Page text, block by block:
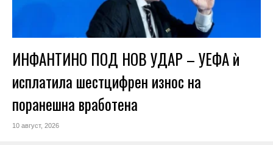
ИНФАНТИНО ПОД НОВ УДАР – УЕФА ѝ
исплатила шестцифрен износ на
поранешна вработена
10 август, 2026